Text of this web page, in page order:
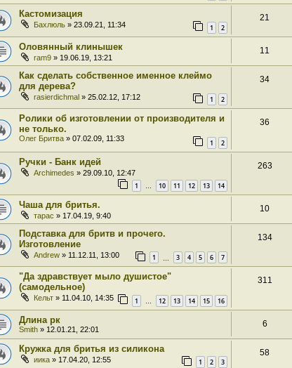
Кастомизация
Бахлюль » 23.09.21, 11:34 1 2
21
Оловянный клинышек
ram9 » 19.06.19, 13:21
11
Как сделать собственное именное клеймо
для дерева?
rasierdichmal » 25.02.12, 17:12 1 2
34
Ролики об изготовлении от производителя и
не только.
Олег Бритва » 07.02.09, 11:33 1 2
36
Ручки - Банк идей
Archimedes » 29.09.10, 12:47
1 10 11 12 13 14
263
Чаша для бритья.
тарас » 17.04.19, 9:40
10
Подставка для бритв и прочего.
Изготовление
Andrew » 11.12.11, 13:00 1 3 4 5 6 7
134
"Да здравствует мыло душистое"
(самодельное)
Кельт » 11.04.10, 14:35 1 … 12 13 14 15 16
311
Длина рк
Smith » 12.01.21, 22:01
6
Кружка для бритья из силикона
иика » 17.04.20, 12:55 1 2 3
58